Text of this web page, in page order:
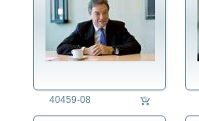
40459-08